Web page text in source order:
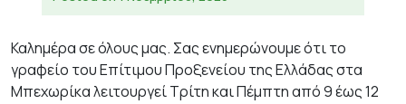
Καλημέρα σε όλους μας. Σας ενημερώνουμε ότι το
γραφείο του Επίτιμου Προξενείου της Ελλάδας στα
Μπεχωρίκα λειτουργεί Τρίτη και Πέμπτη από 9 έως 12